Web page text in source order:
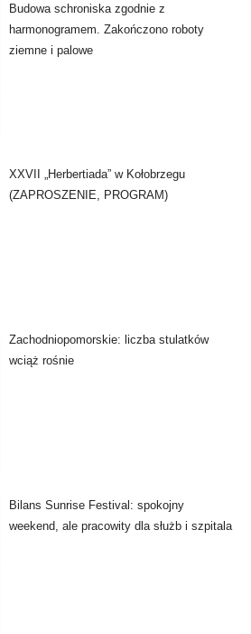
Budowa schroniska zgodnie z
harmonogramem. Zakończono roboty
ziemne i palowe
XXVII „Herbertiada” w Kołobrzegu
(ZAPROSZENIE, PROGRAM)
Zachodniopomorskie: liczba stulatków
wciąż rośnie
Bilans Sunrise Festival: spokojny
weekend, ale pracowity dla służb i szpitala